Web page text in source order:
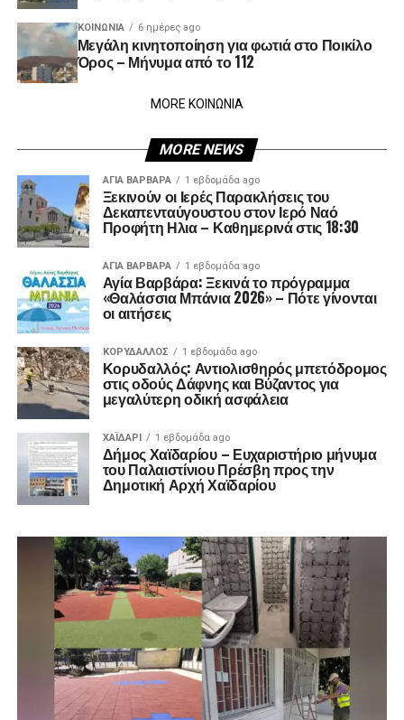
ΚΟΙΝΩΝΊΑ 6 ημέρες ago
Μεγάλη κινητοποίηση για φωτιά στο Ποικίλο
Όρος – Μήνυμα από το 112
MORE ΚΟΙΝΩΝΙΑ
MORE NEWS
ΑΓΙΑ ΒΑΡΒΑΡΑ 1 εβδομάδα ago
Ξεκινούν οι Ιερές Παρακλήσεις του
Δεκαπενταύγουστου στον Ιερό Ναό
Προφήτη Ηλια – Καθημερινά στις 18:30
ΑΓΙΑ ΒΑΡΒΑΡΑ 1 εβδομάδα ago
Αγία Βαρβάρα: Ξεκινά το πρόγραμμα
«Θαλάσσια Μπάνια 2026» – Πότε γίνονται
οι αιτήσεις
ΚΟΡΥΔΑΛΛΟΣ 1 εβδομάδα ago
Κορυδαλλός: Αντιολισθηρός μπετόδρομος
στις οδούς Δάφνης και Βύζαντος για
μεγαλύτερη οδική ασφάλεια
ΧΑΪΔΑΡΙ 1 εβδομάδα ago
Δήμος Χαϊδαρίου – Ευχαριστήριο μήνυμα
του Παλαιστίνιου Πρέσβη προς την
Δημοτική Αρχή Χαϊδαρίου